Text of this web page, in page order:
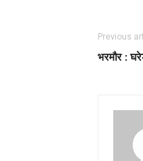
Previous
भरमौर :